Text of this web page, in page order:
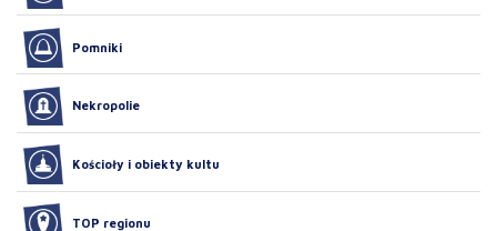
Pomniki
Nekropolie
Kościoły i obiekty kultu
TOP regionu